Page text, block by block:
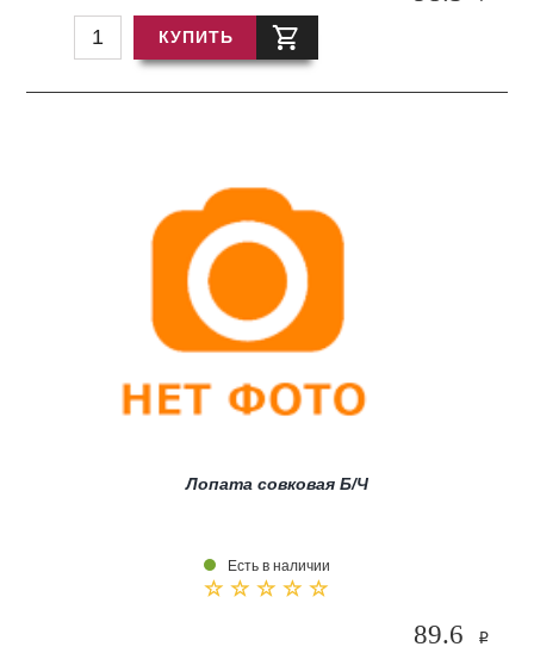
КУПИТЬ
Лопата совковая Б/Ч
Есть в наличии
89.6 i